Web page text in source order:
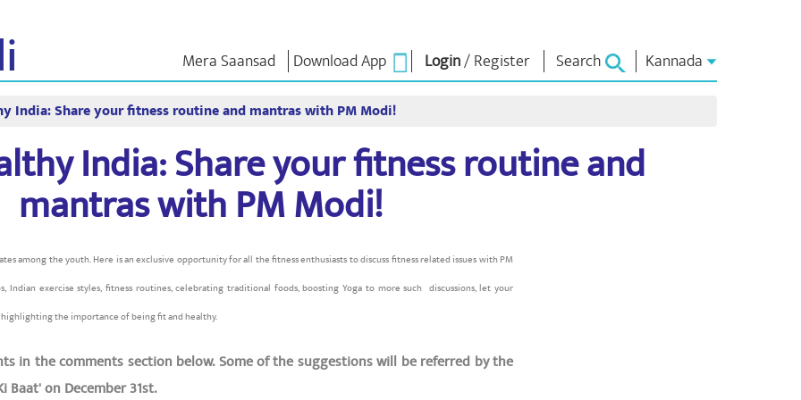
Mera Saansad Download App Login/Register Search Kannada
ವೀಕ್ಷಿಸಿ
ಆಡಳಿತ
ಆಡಳಿತದ ದೃಷ್ಟಿಕೋನ
ಜಾಗತಿಕ ಗುರುತಿಸುವಿಕೆ
ಒಳನೋಟಗಳು
Celebrating
Motherhood
ಅಂತಾರಾಷ್ಟ್ರೀಯ
Kashi Vikas Yatra
ಆಲೋಚನೆಗಳು
ಎಕ್ಸಾಮ್ ವಾರಿಯರ್ಸ್
ಉಲ್ಲೇಖಗಳು
ಭಾಷಣಗಳು
ಬ್ಲಾಗ್
Photo Gallery
ಇಪುಸ್ತಕಗಳು
ಪ್ರಧಾನಿಯವರಿಗೆ
ಬರೆಯಿರಿ
ದೇಶ ಸೇವೆ ಮಾಡಿ
India: Share your fitness routine and mantras with PM Modi!
India: Share your fitness routine and
mantras with PM Modi!
among the youth. Here is an exclusive opportunity for all the fitness enthusiasts to discuss fitness related issues with PM
Indian exercise styles, fitness routines, celebrating traditional foods, boosting Yoga to more such discussions, let your
the importance of being fit and healthy.
in the comments section below. Some of the suggestions will be referred by the
Baat' on December 31st.